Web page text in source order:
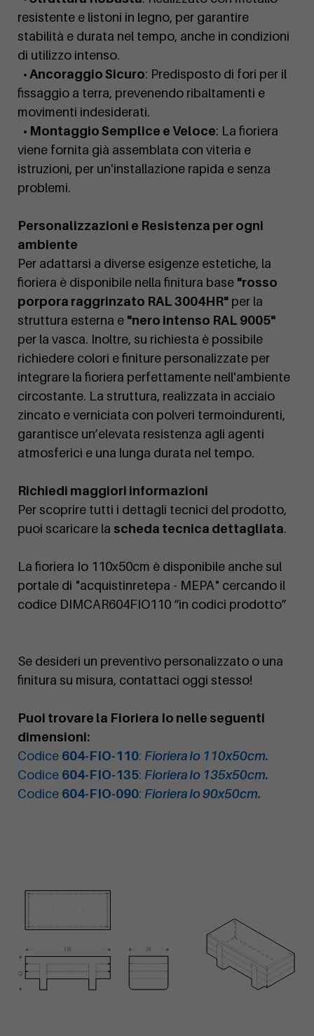
resistente e listoni in legno, per garantire
stabilità e durata nel tempo, anche in condizioni
di utilizzo intenso.
• Ancoraggio Sicuro: Predisposto di fori per il
fissaggio a terra, prevenendo ribaltamenti e
movimenti indesiderati.
• Montaggio Semplice e Veloce: La fioriera
viene fornita già assemblata con viteria e
istruzioni, per un'installazione rapida e senza
problemi.
Personalizzazioni e Resistenza per ogni
ambiente
Per adattarsi a diverse esigenze estetiche, la
fioriera è disponibile nella finitura base "rosso
porpora raggrinzato RAL 3004HR" per la
struttura esterna e "nero intenso RAL 9005"
per la vasca. Inoltre, su richiesta è possibile
richiedere colori e finiture personalizzate per
integrare la fioriera perfettamente nell'ambiente
circostante. La struttura, realizzata in acciaio
zincato e verniciata con polveri termoindurenti,
garantisce un’elevata resistenza agli agenti
atmosferici e una lunga durata nel tempo.
Richiedi maggiori informazioni
Per scoprire tutti i dettagli tecnici del prodotto,
puoi scaricare la scheda tecnica dettagliata.
La fioriera Io 110x50cm è disponibile anche sul
portale di "acquistinretepa - MEPA" cercando il
codice DIMCAR604FIO110 “in codici prodotto”
Se desideri un preventivo personalizzato o una
finitura su misura, contattaci oggi stesso!
Puoi trovare la Fioriera Io nelle seguenti
dimensioni:
Codice 604-FIO-110: Fioriera Io 110x50cm.
Codice 604-FIO-135: Fioriera Io 135x50cm.
Codice 604-FIO-090: Fioriera Io 90x50cm.